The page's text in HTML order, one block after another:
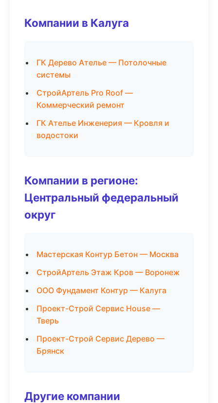
Компании в Калуга
ГК Дерево Ателье — Потолочные
системы
СтройАртель Pro Roof —
Коммерческий ремонт
ГК Ателье Инженерия — Кровля и
водостоки
Компании в регионе:
Центральный федеральный
округ
Мастерская Контур Бетон — Москва
СтройАртель Этаж Кров — Воронеж
ООО Фундамент Контур — Калуга
Проект-Строй Сервис House —
Тверь
Проект-Строй Сервис Дерево —
Брянск
Другие компании